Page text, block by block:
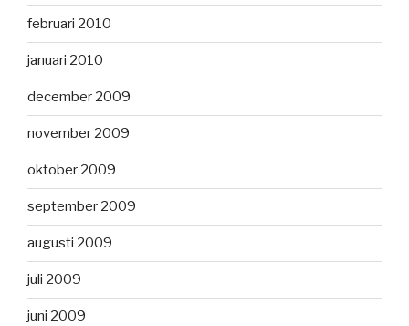
februari 2010
januari 2010
december 2009
november 2009
oktober 2009
september 2009
augusti 2009
juli 2009
juni 2009